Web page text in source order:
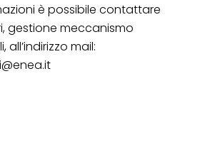
è possibile contattare
gestione meccanismo
all’indirizzo mail: